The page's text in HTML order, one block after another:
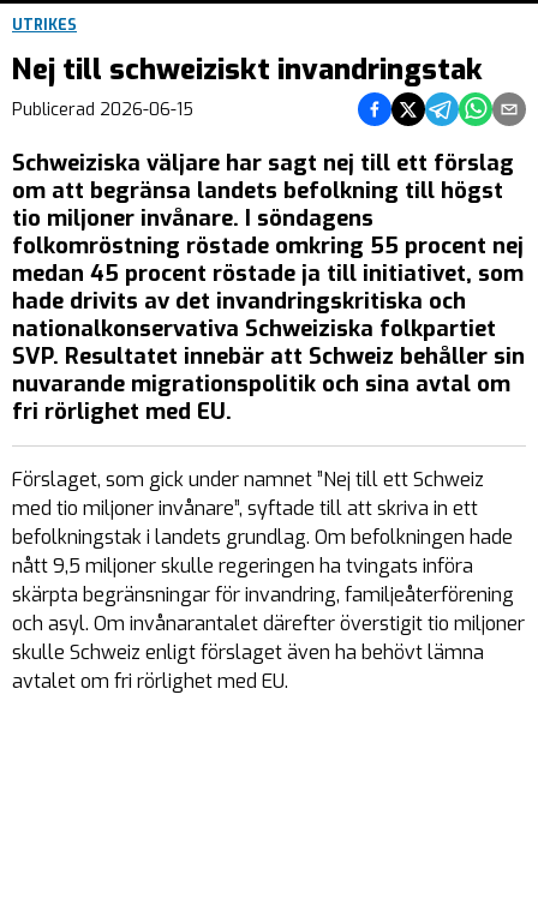
UTRIKES
Nej till schweiziskt invandringstak
Publicerad 2026-06-15 Dela på Facebook
Dela på Twitter
Dela påDela på
Dela
Schweiziska väljare har sagt nej till ett förslag
om att begränsa landets befolkning till högst
tio miljoner invånare. I söndagens
folkomröstning röstade omkring 55 procent nej
medan 45 procent röstade ja till initiativet, som
hade drivits av det invandringskritiska och
nationalkonservativa Schweiziska folkpartiet
SVP. Resultatet innebär att Schweiz behåller sin
nuvarande migrationspolitik och sina avtal om
fri rörlighet med EU.
Förslaget, som gick under namnet ”Nej till ett Schweiz
med tio miljoner invånare”, syftade till att skriva in ett
befolkningstak i landets grundlag. Om befolkningen hade
nått 9,5 miljoner skulle regeringen ha tvingats införa
skärpta begränsningar för invandring, familjeåterförening
och asyl. Om invånarantalet därefter överstigit tio miljoner
skulle Schweiz enligt förslaget även ha behövt lämna
avtalet om fri rörlighet med EU.